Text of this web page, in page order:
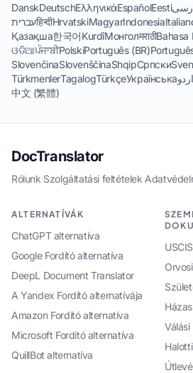
DanskDeutschΕλληνικάEspañolEesti
עבריתहिन्दीHrvatskiMagyarIndonesia
Қазақша한국어KurdîМонголमराठीBahasa
ଓଡିଆਪੰਜਾਬੀPolskiPortuguês (BR)
SlovenčinaSlovenščinaShqipСрпски
TürkmenlerTagalogTürkçeУкраїнськаاردو
中文 (繁體)
DocTranslator
Rólunk·Szolgáltatási feltételek·
ALTERNATÍVÁK
ChatGPT alternatíva
Google Fordító alternatíva
DeepL Document Translator
A Yandex Fordító alternatívája
Amazon Fordító alternatíva
Microsoft Fordító alternatíva
QuillBot alternatíva